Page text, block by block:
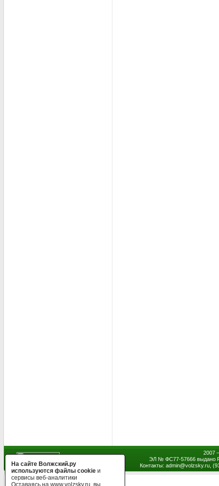
2007
ЭЛ № ФС77-57666 выдано
Контакты: admin@volzsky.ru,
На сайте Волжский.ру
используются файлы cookie и
сервисы веб-аналитики
Оставаясь на www.volzsky.ru, вы